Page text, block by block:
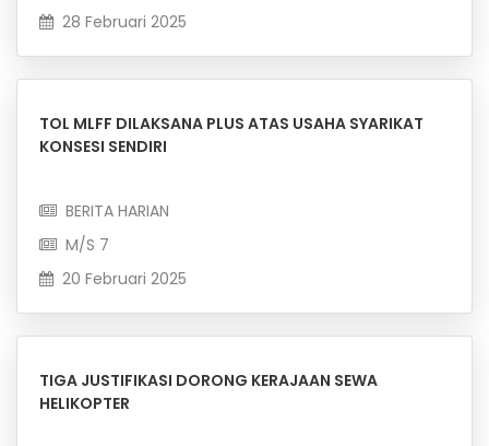
28 Februari 2025
TOL MLFF DILAKSANA PLUS ATAS USAHA SYARIKAT
KONSESI SENDIRI
BERITA HARIAN
M/S 7
20 Februari 2025
TIGA JUSTIFIKASI DORONG KERAJAAN SEWA
HELIKOPTER